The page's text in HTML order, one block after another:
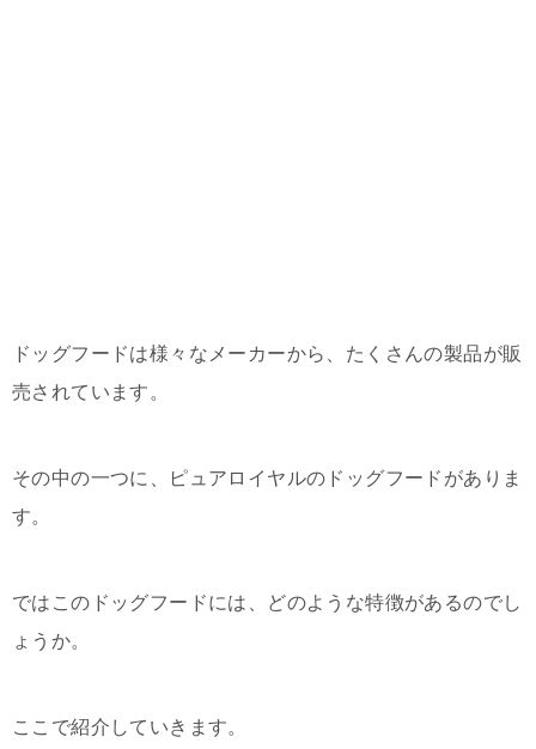
ドッグフードは様々なメーカーから、たくさんの製品が販
売されています。
その中の一つに、ピュアロイヤルのドッグフードがありま
す。
ではこのドッグフードには、どのような特徴があるのでし
ょうか。
ここで紹介していきます。